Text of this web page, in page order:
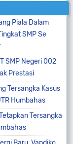
Piala Dalam
SMP Se
SMP Negeri 002
Prestasi
Tersangka Kasus
Humbahas
Tersangka